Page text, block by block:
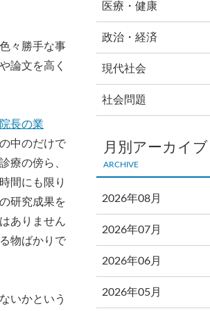
々勝手な事
論文を高く
院長の業
中のだけで
療の傍ら、
間にも限り
研究成果を
ありません
物ばかりで
いかという
医療・健康
政治・経済
現代社会
社会問題
月別アーカイブ
ARCHIVE
2026年08月
2026年07月
2026年06月
2026年05月